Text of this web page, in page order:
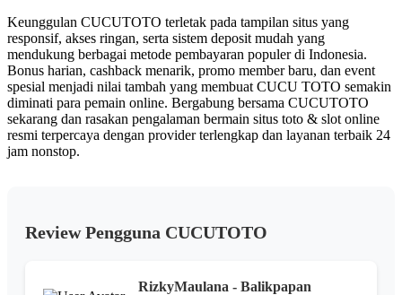
Keunggulan CUCUTOTO terletak pada tampilan situs yang
responsif, akses ringan, serta sistem deposit mudah yang
mendukung berbagai metode pembayaran populer di Indonesia.
Bonus harian, cashback menarik, promo member baru, dan event
spesial menjadi nilai tambah yang membuat CUCU TOTO semakin
diminati para pemain online. Bergabung bersama CUCUTOTO
sekarang dan rasakan pengalaman bermain situs toto & slot online
resmi terpercaya dengan provider terlengkap dan layanan terbaik 24
jam nonstop.
Review Pengguna CUCUTOTO
RizkyMaulana - Balikpapan